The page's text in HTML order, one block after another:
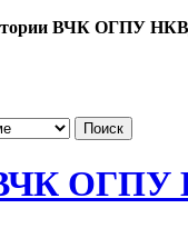
ВЧК ОГПУ